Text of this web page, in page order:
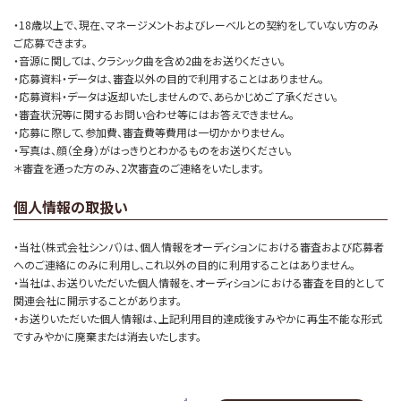
・18歳以上で、現在、マネージメントおよびレーベルとの契約をしていない方のみ
ご応募できます。
・音源に関しては、クラシック曲を含め2曲をお送りください。
・応募資料・データは、審査以外の目的で利用することはありません。
・応募資料・データは返却いたしませんので、あらかじめご了承ください。
・審査状況等に関するお問い合わせ等にはお答えできません。
・応募に際して、参加費、審査費等費用は一切かかりません。
・写真は、顔（全身）がはっきりとわかるものをお送りください。
＊審査を通った方のみ、2次審査のご連絡をいたします。
個人情報の取扱い
・当社（株式会社シンバ）は、個人情報をオーディションにおける審査および応募者
へのご連絡にのみに利用し、これ以外の目的に利用することはありません。
・当社は、お送りいただいた個人情報を、オーディションにおける審査を目的として
関連会社に開示することがあります。
・お送りいただいた個人情報は、上記利用目的達成後すみやかに再生不能な形式
ですみやかに廃棄または消去いたします。